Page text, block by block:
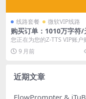
线路套餐 微软VIP线路
购买订单：1010万字符/
餐 – 微软VIP线路
您正在为您的Z-TTS VIP账户
值字符包。请核对以下套餐
套餐详情...
9 月前
近期文章